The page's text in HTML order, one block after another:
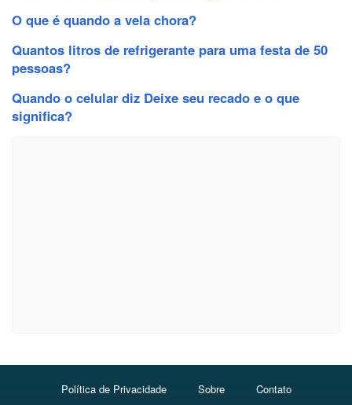
O que é quando a vela chora?
Quantos litros de refrigerante para uma festa de 50
pessoas?
Quando o celular diz Deixe seu recado e o que
significa?
Política de Privacidade Sobre Contato